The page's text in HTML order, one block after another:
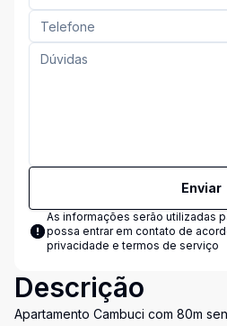
Enviar
As informações serão utilizadas
possa entrar em contato de
privacidade e termos de serviço
Descrição
Apartamento Cambuci com 80m